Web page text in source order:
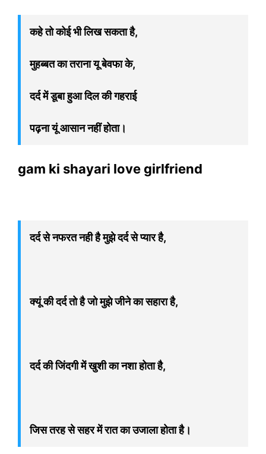
कहे तो कोई भी लिख सकता है,
मुहब्बत का तराना यू बेवफा के,
दर्द में डूबा हुआ दिल की गहराई
पढ़ना यूं आसान नहीं होता।
gam ki shayari love girlfriend
दर्द से नफरत नही है मुझे दर्द से प्यार है,
क्यूं की दर्द तो है जो मुझे जीने का सहारा है,
दर्द की जिंदगी में खुशी का नशा होता है,
जिस तरह से सहर में रात का उजाला होता है।